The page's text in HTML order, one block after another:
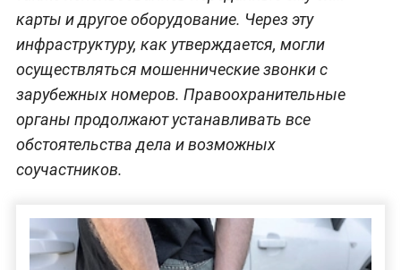
карты и другое оборудование. Через эту
инфраструктуру, как утверждается, могли
осуществляться мошеннические звонки с
зарубежных номеров. Правоохранительные
органы продолжают устанавливать все
обстоятельства дела и возможных
соучастников.